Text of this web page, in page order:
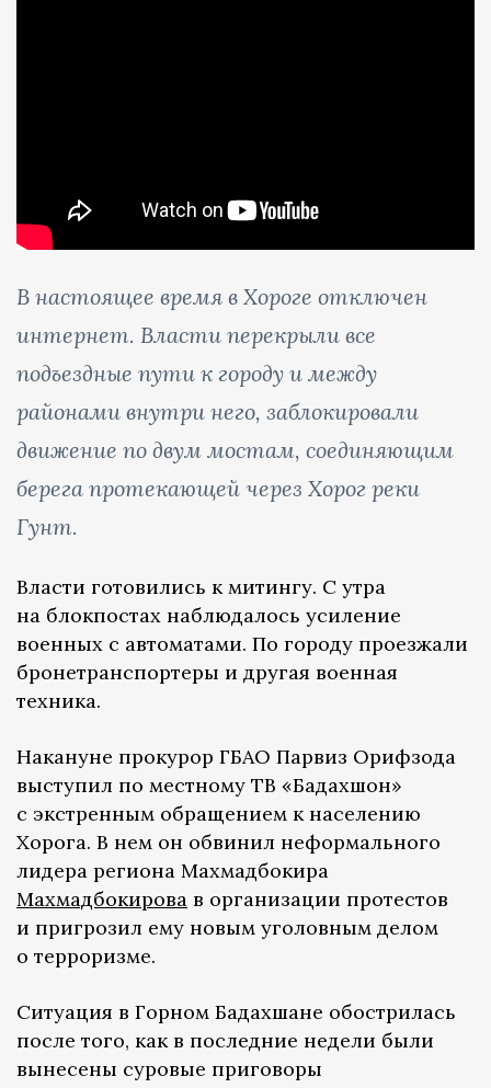
В настоящее время в Хороге отключен
интернет. Власти перекрыли все
подъездные пути к городу и между
районами внутри него, заблокировали
движение по двум мостам, соединяющим
берега протекающей через Хорог реки
Гунт.
Власти готовились к митингу. С утра
на блокпостах наблюдалось усиление
военных с автоматами. По городу проезжали
бронетранспортеры и другая военная
техника.
Накануне прокурор ГБАО Парвиз Орифзода
выступил по местному ТВ «Бадахшон»
с экстренным обращением к населению
Хорога. В нем он обвинил неформального
лидера региона Махмадбокира
Махмадбокирова в организации протестов
и пригрозил ему новым уголовным делом
о терроризме.
Ситуация в Горном Бадахшане обострилась
после того, как в последние недели были
вынесены суровые приговоры